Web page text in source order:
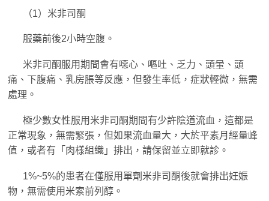
（1）米非司酮
服藥前後2小時空腹。
米非司酮服用期間會有噁心、嘔吐、乏力、頭暈、頭
痛、下腹痛、乳房脹等反應，但發生率低，症狀輕微，無需
處理。
極少數女性服用米非司酮期間有少許陰道流血，這都是
正常現象，無需緊張，但如果流血量大，大於平素月經量峰
值，或者有「肉樣組織」排出，請保留並立即就診。
1%~5%的患者在僅服用單劑米非司酮後就會排出妊娠
物，無需使用米索前列醇。